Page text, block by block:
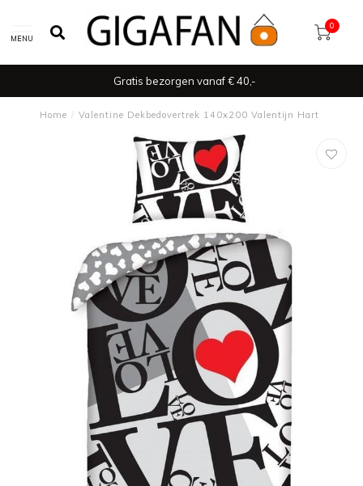
MENU
0
Gratis bezorgen vanaf € 40,-
Home / Valentine Dekbedovertrek 140x200 Valentijn Hart